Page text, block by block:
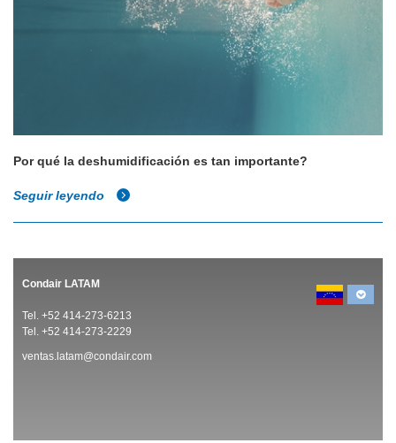
Por qué la deshumidificación es tan importante?
Seguir leyendo
Condair LATAM
Tel. +52 414-273-6213
Tel. +52 414-273-2229
ventas.latam@condair.com